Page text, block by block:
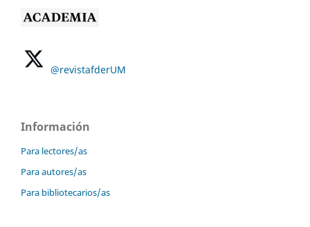
@revistafderUM
Información
Para lectores/as
Para autores/as
Para bibliotecarios/as